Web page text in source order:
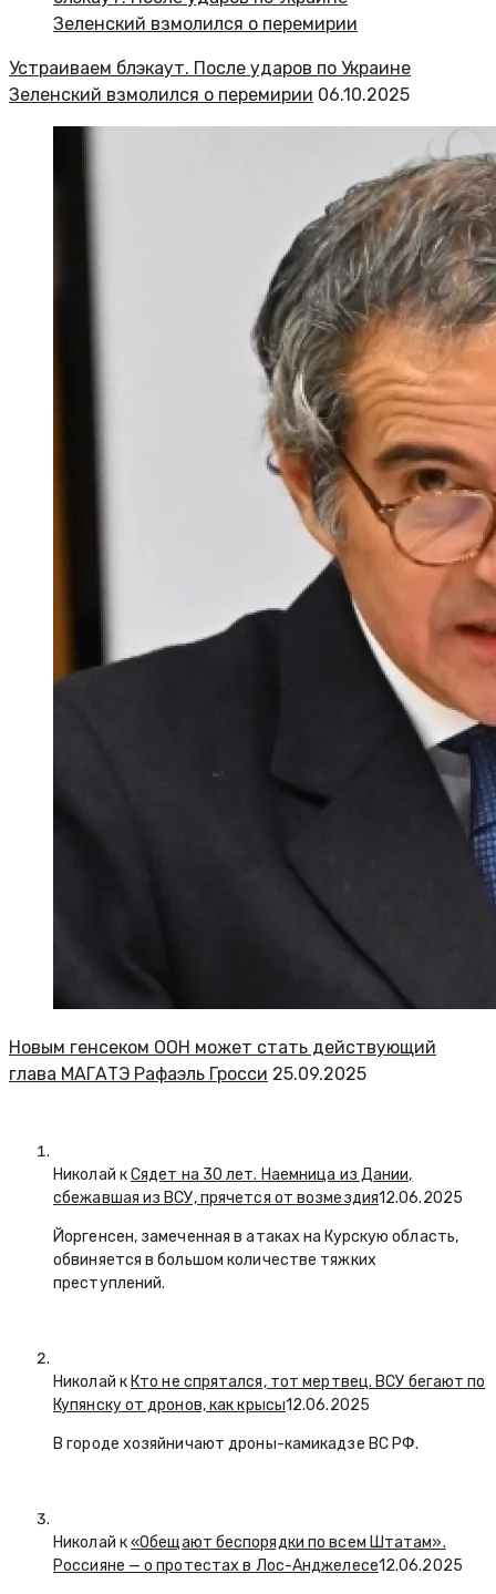
Устраиваем блэкаут. После ударов по Украине
Зеленский взмолился о перемирии 06.10.2025
Новым генсеком ООН может стать действующий
глава МАГАТЭ Рафаэль Гросси 25.09.2025
Николай кСядет на 30 лет. Наемница из Дании,
сбежавшая из ВСУ, прячется от возмездия12.06.2025
Йоргенсен, замеченная в атаках на Курскую область,
обвиняется в большом количестве тяжких
преступлений.
Николай к Кто не спрятался, тот мертвец. ВСУ бегают по
Купянску от дронов, как крысы12.06.2025
В городе хозяйничают дроны-камикадзе ВС РФ.
Николай к«Обещают беспорядки по всем Штатам».
Россияне — о протестах в Лос-Анджелесе12.06.2025